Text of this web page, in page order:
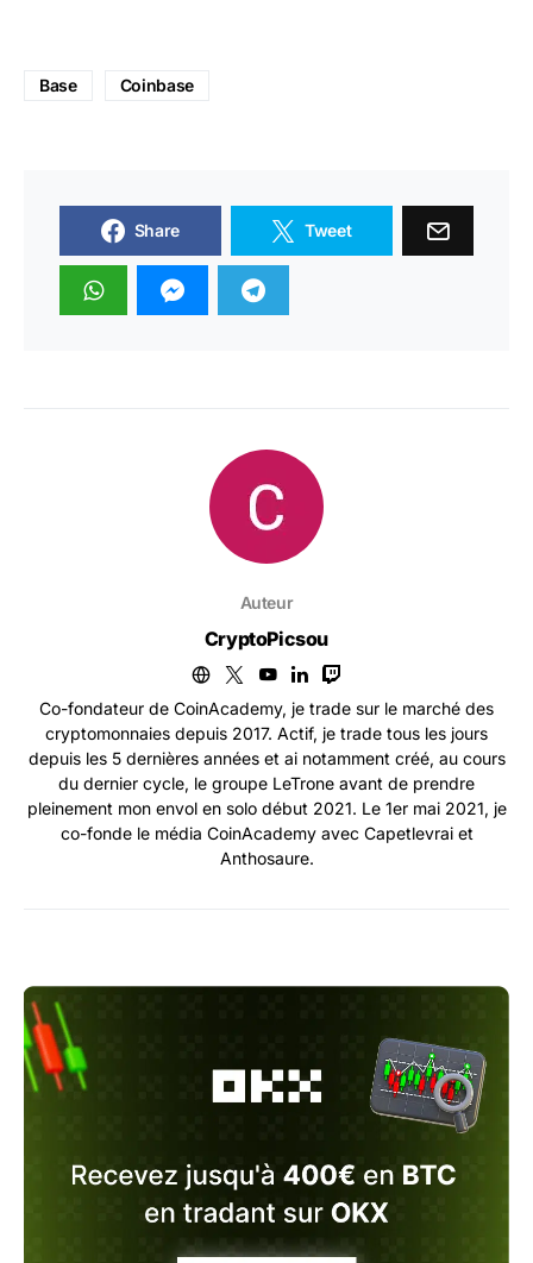
Base Coinbase
Share Tweet
Auteur
CryptoPicsou
Co-fondateur de CoinAcademy, je trade sur le marché des
cryptomonnaies depuis 2017. Actif, je trade tous les jours
depuis les 5 dernières années et ai notamment créé, au cours
du dernier cycle, le groupe LeTrone avant de prendre
pleinement mon envol en solo début 2021. Le 1er mai 2021, je
co-fonde le média CoinAcademy avec Capetlevrai et
Anthosaure.